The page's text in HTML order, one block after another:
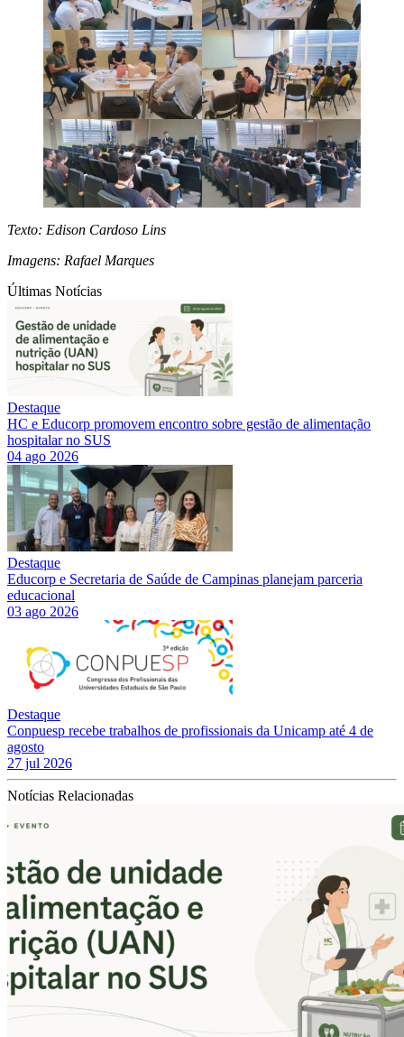
Texto: Edison Cardoso Lins
Imagens: Rafael Marques
Últimas Notícias
Destaque
HC e Educorp promovem encontro sobre gestão de alimentação
hospitalar no SUS
04 ago 2026
Destaque
Educorp e Secretaria de Saúde de Campinas planejam parceria
educacional
03 ago 2026
Destaque
Conpuesp recebe trabalhos de profissionais da Unicamp até 4 de
agosto
27 jul 2026
Notícias Relacionadas